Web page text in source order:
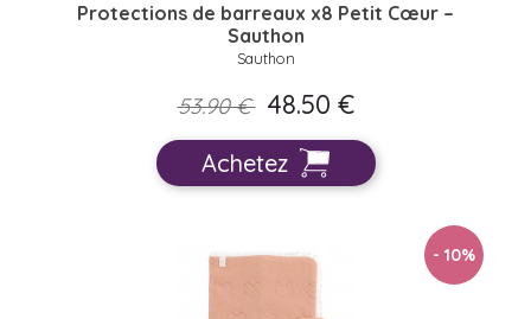
Protections de barreaux x8 Petit Cœur –
Sauthon
Sauthon
53.90 € 48.50 €
Achetez
- 10%